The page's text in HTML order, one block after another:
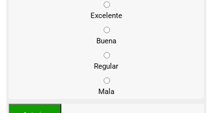
Excelente
Buena
Regular
Mala